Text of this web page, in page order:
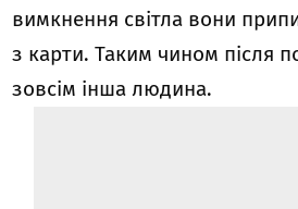
вимкнення світла вони
з карти. Таким чином після
зовсім інша людина.